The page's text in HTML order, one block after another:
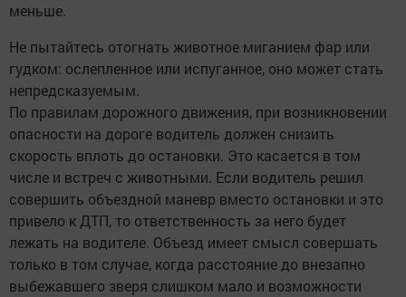
меньше.
Не пытайтесь отогнать животное миганием фар или
гудком: ослепленное или испуганное, оно может стать
непредсказуемым.
По правилам дорожного движения, при возникновении
опасности на дороге водитель должен снизить
скорость вплоть до остановки. Это касается в том
числе и встреч с животными. Если водитель решил
совершить объездной маневр вместо остановки и это
привело к ДТП, то ответственность за него будет
лежать на водителе. Объезд имеет смысл совершать
только в том случае, когда расстояние до внезапно
выбежавшего зверя слишком мало и возможности